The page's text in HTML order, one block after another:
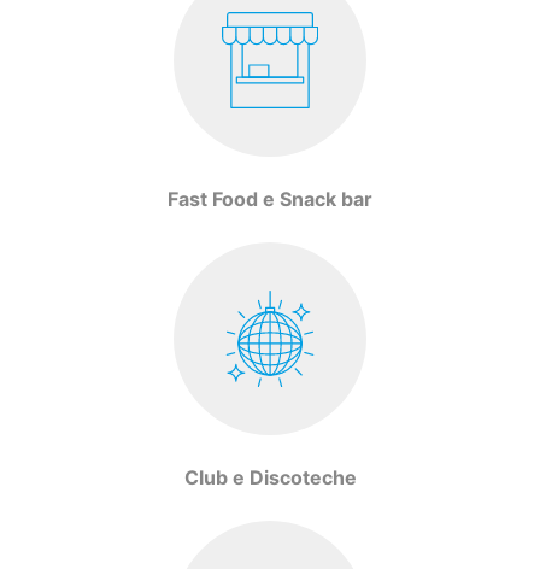
Fast Food e Snack bar
Club e Discoteche